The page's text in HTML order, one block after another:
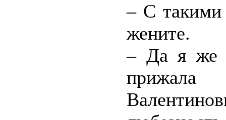
– С такими
жените.
– Да я же